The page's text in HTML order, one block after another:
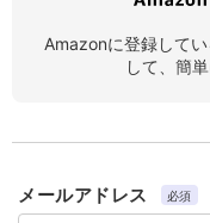
Amazonに登録して
して、簡
メールアドレス 必須